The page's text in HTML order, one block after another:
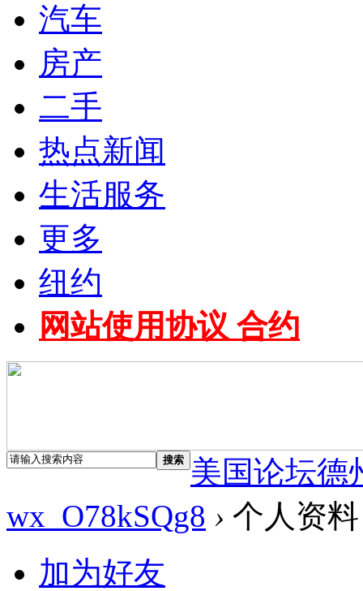
汽车
房产
二手
热点新闻
生活服务
更多
纽约
网站使用协议 合约
搜索
美国论坛德
wx_O78kSQg8 › 个人资料
加为好友